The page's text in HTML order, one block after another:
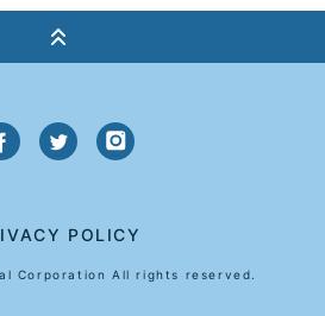
POLICY
Corporation All rights reserved.